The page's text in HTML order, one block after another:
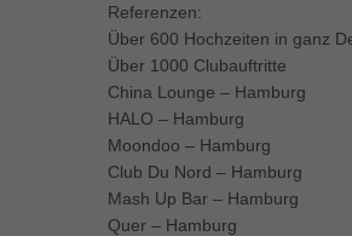
Referenzen:
Über 600 Hochzeiten in ganz
Über 1000 Clubauftritte
China Lounge – Hamburg
HALO – Hamburg
Moondoo – Hamburg
Club Du Nord – Hamburg
Mash Up Bar – Hamburg
Quer – Hamburg